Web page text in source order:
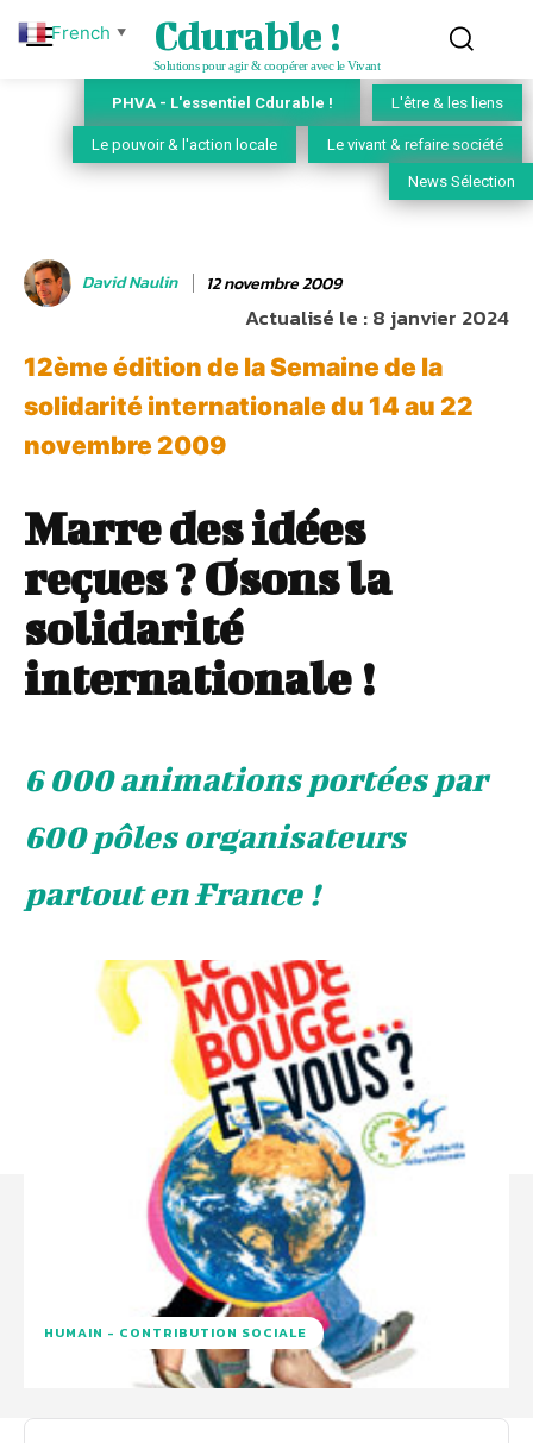
Cdurable !
Solutions pour agir & coopérer avec le Vivant
PHVA - L'essentiel Cdurable ! L'être & les liens
Le pouvoir & l'action locale Le vivant & refaire société
News Sélection
David Naulin 12 novembre 2009
Actualisé le :8 janvier 2024
12ème édition de la Semaine de la
solidarité internationale du 14 au 22
novembre 2009
Marre des idées
reçues ? Osons la
solidarité
internationale !
6 000 animations portées par
600 pôles organisateurs
partout en France !
HUMAIN - CONTRIBUTION SOCIALE
French ▼